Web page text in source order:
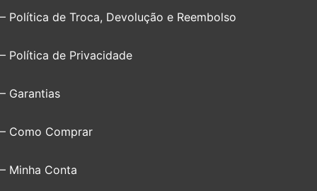
– Política de Troca, Devolução e Reembolso
– Política de Privacidade
– Garantias
– Como Comprar
– Minha Conta